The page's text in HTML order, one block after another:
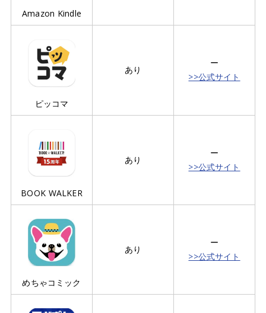
Amazon Kindle
ピッコマ
あり
ー
>>公式サイト
BOOK WALKER
あり
ー
>>公式サイト
めちゃコミック
あり
ー
>>公式サイト